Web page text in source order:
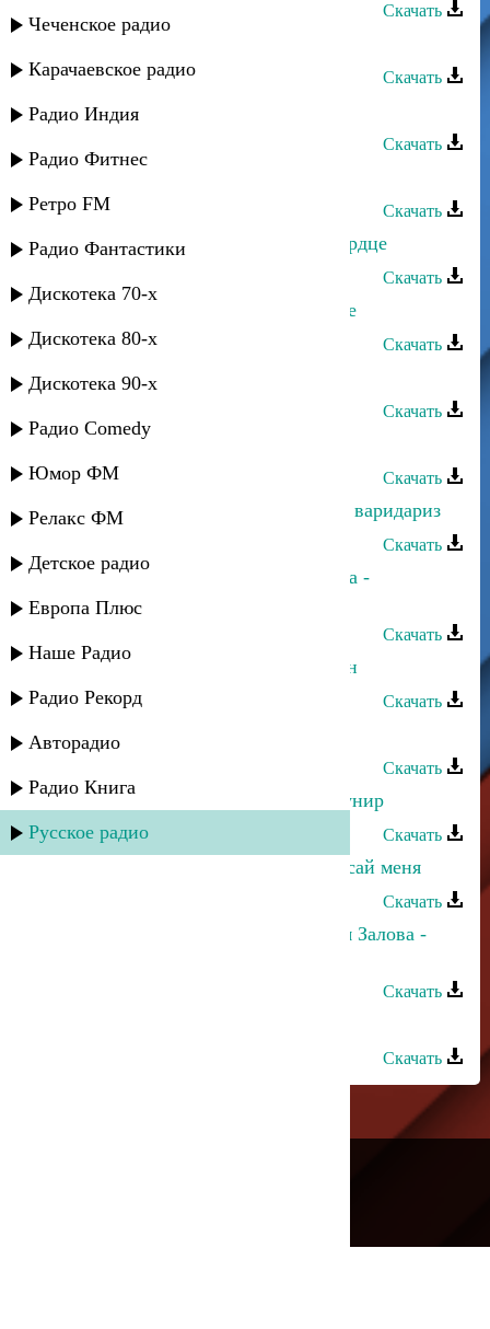
Чеченское радио
Карачаевское радио
Радио Индия
Радио Фитнес
Ретро FM
Радио Фантастики
Дискотека 70-х
Дискотека 80-х
Дискотека 90-х
Радио Comedy
Юмор ФМ
Релакс ФМ
Детское радио
Европа Плюс
Наше Радио
Радио Рекорд
Авторадио
Радио Книга
Русское радио
Скачать
Скачать
Джамиля Омарова - Чеченская
Скачать
Скачать
Джамиля Омарова - Распахните сердце
Скачать
Джамиля Омарова - Разбила сердце
Скачать
Джамиля Омарова - Где ты
Скачать
Джамиля Омарова - Илала балга
Скачать
Джамиля Кафланова - Баракаллагь варидариз
Скачать
Хаир Шахов и Джамиля Кафланова -
Ашкънан тахсир
Скачать
Джамиля Кафланова - Ккуни инсан
Скачать
Скачать
Джамиля Кафланова - Гьаз йиз ккунир
Скачать
Джамиля Джамалодинова - Не бросай меня
Скачать
Рейсан Магомедкеримов, Джамиля Залова -
Скачать
Скачать